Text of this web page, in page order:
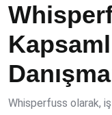
Whisperfuss olarak,